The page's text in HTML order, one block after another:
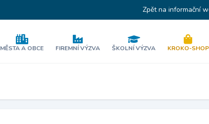
Zpět na informační
MĚSTA A OBCE FIREMNÍ VÝZVA ŠKOLNÍ VÝZVA KROKO-SHOP